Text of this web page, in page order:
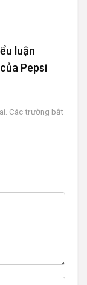
luận
Pepsi
Các trường bắt